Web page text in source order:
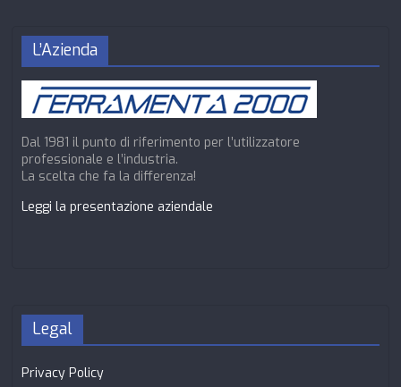
L’Azienda
Dal 1981 il punto di riferimento per l’utilizzatore
professionale e l’industria.
La scelta che fa la differenza!
Leggi la presentazione aziendale
Legal
Privacy Policy